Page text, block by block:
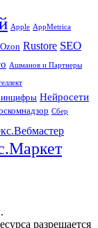
Apple AppMetrica
Ozon Rustore SEO
Ашманов и Партнеры
Нейросети
Сбер
разрешается